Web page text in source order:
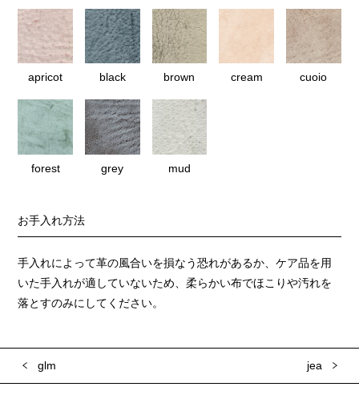
apricot black brown cream cuoio
forest grey mud
お手入れ方法
手入れによって革の風合いを損なう恐れがあるか、ケア品を用
いた手入れが適していないため、柔らかい布でほこりや汚れを
落とすのみにしてください。
glm jea